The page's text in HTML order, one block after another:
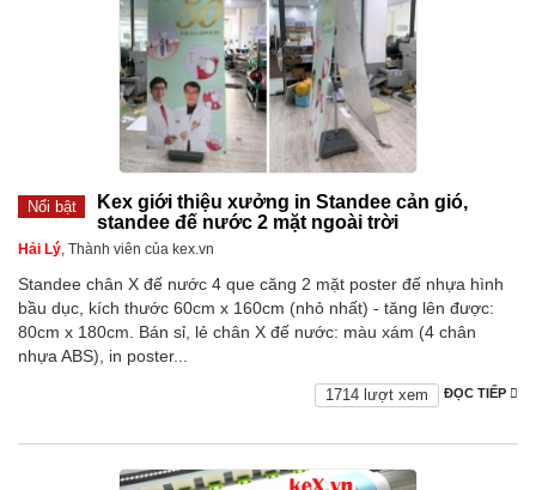
Nổi bật
Kex giới thiệu xưởng in Standee cản gió,
standee đế nước 2 mặt ngoài trời
Hải Lý, Thành viên của kex.vn
Standee chân X đế nước 4 que căng 2 mặt poster đế nhựa hình
bầu dục, kích thước 60cm x 160cm (nhỏ nhất) - tăng lên được:
80cm x 180cm. Bán sỉ, lẻ chân X đế nước: màu xám (4 chân
nhựa ABS), in poster...
ĐỌC TIẾP
1714 lượt xem